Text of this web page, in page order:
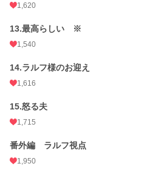
1,620
13.最高らしい ※
1,540
14.ラルフ様のお迎え
1,616
15.怒る夫
1,715
番外編 ラルフ視点
1,950